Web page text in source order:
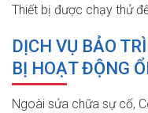
Thiết bị được chạy thử
DỊCH VỤ BẢO
BỊ HOẠT ĐỘNG
Ngoài sửa chữa sự cố,